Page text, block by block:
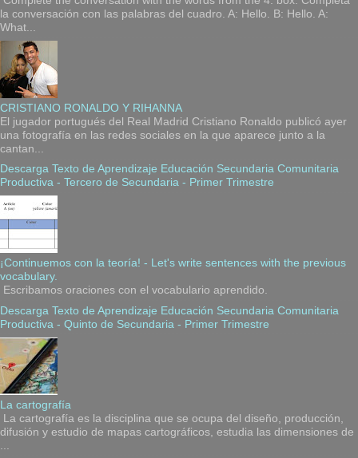
la conversación con las palabras del cuadro. A: Hello. B: Hello. A:
What...
CRISTIANO RONALDO Y RIHANNA
El jugador portugués del Real Madrid Cristiano Ronaldo publicó ayer
una fotografía en las redes sociales en la que aparece junto a la
cantan...
Descarga Texto de Aprendizaje Educación Secundaria Comunitaria
Productiva - Tercero de Secundaria - Primer Trimestre
¡Continuemos con la teoría! - Let's write sentences with the previous
vocabulary.
Escribamos oraciones con el vocabulario aprendido.
Descarga Texto de Aprendizaje Educación Secundaria Comunitaria
Productiva - Quinto de Secundaria - Primer Trimestre
La cartografía
La cartografía es la disciplina que se ocupa del diseño, producción,
difusión y estudio de mapas cartográficos, estudia las dimensiones de